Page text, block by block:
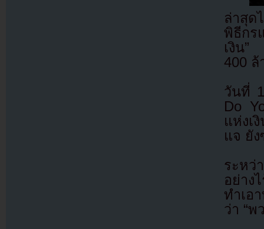
ล่าสุด
พิธีกร
เงิน”
400
วันที่
Do
แห่งเ
แจ ยั
ระหว่
อย่าง
ทำเอ
ว่า “พ